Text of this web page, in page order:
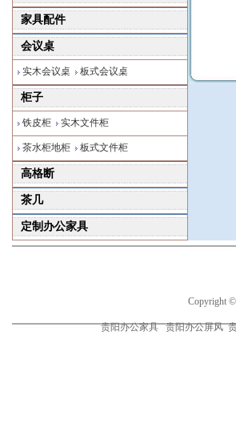
家具配件
会议桌
实木会议桌 板式会议桌
柜子
铁皮柜 实木文件柜
茶水柜地柜 板式文件柜
高格断
茶几
定制办公家具
Copyright
贵阳办公家具 贵阳办公屏风